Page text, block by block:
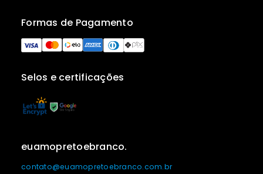
Selos e certificações
Formas de Pagamento
euamopretoebranco.
contato@euamopretoebranco.com.br